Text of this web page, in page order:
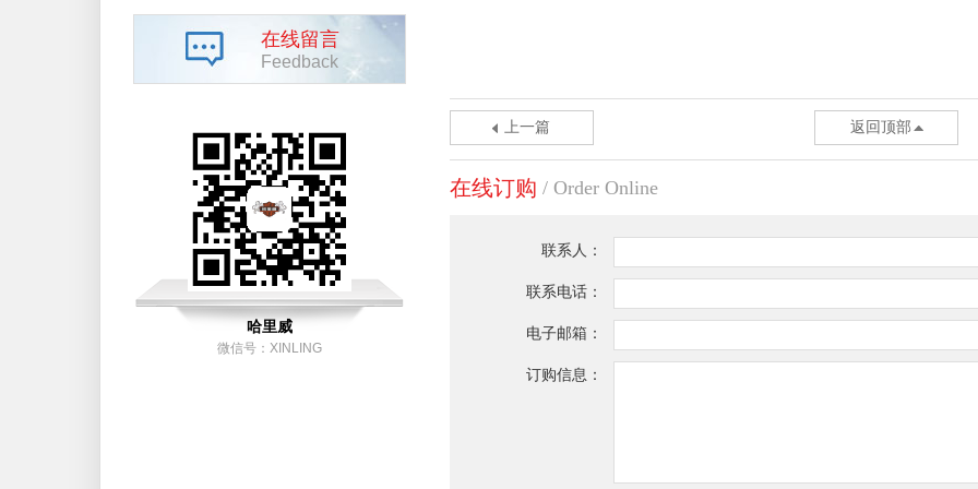
在线留言
Feedback
哈里威
微信号：XINLING
上一篇 返回顶部
在线订购 / Order Online
联系人：
联系电话：
电子邮箱：
订购信息：